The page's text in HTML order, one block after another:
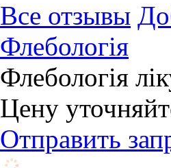
Все отзывы
Флебологія
Флебологія
Цену
Отправить